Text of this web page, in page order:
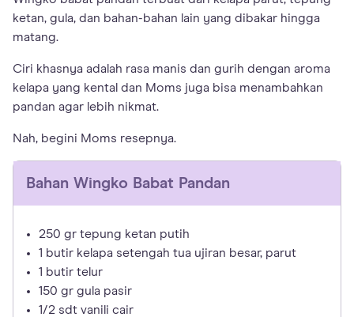
ketan, gula, dan bahan-bahan lain yang dibakar hingga
matang.
Ciri khasnya adalah rasa manis dan gurih dengan aroma
kelapa yang kental dan Moms juga bisa menambahkan
pandan agar lebih nikmat.
Nah, begini Moms resepnya.
Bahan Wingko Babat Pandan
250 gr tepung ketan putih
1 butir kelapa setengah tua ujiran besar, parut
1 butir telur
150 gr gula pasir
1/2 sdt vanili cair